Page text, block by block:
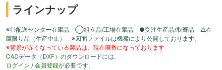
ラインナップ
※◎配送センター在庫品 ◯組立品/工場在庫品 ●受注生産品/取寄品 △在
庫限り品（生産中止） ※図面ファイルは機種により公開しております。
※背景が赤くなっている製品は、現在廃番になっております
CADデータ（DXF）のダウンロードには、
ログイン / 会員登録が必要です。